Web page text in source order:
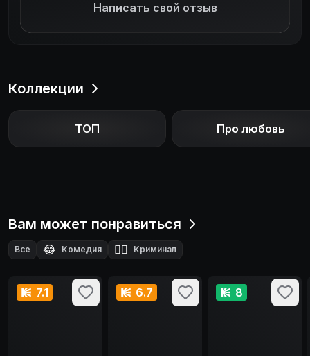
Написать свой отзыв
Коллекции
ТОП Про любовь
Вам может понравиться
Все 😂 Комедия 🕵️‍♂️ Криминал
7.1 6.7 8